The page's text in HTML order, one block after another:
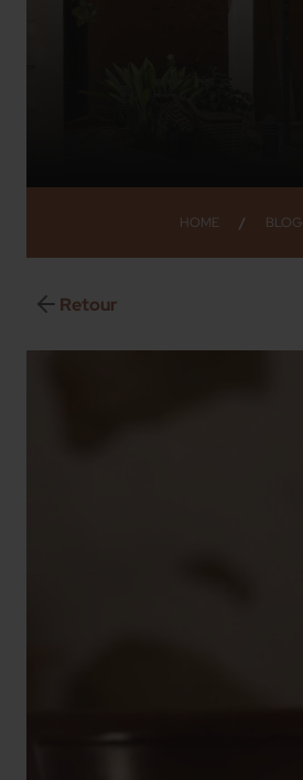
HOME / BLOG
Retour